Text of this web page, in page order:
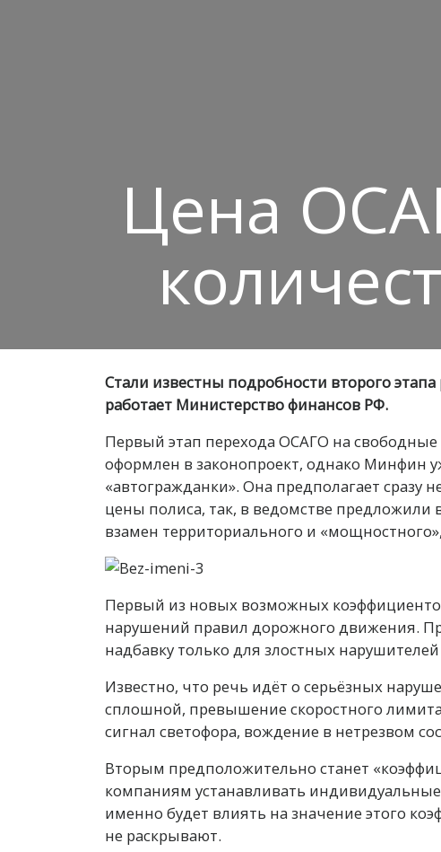
Цена
Стали известны подробности второго
работает Министерство финансов РФ.
Первый этап перехода ОСАГО на
оформлен в законопроект, однако Минфин
«автогражданки». Она предполагает сразу
цены полиса, так, в ведомстве предложили
взамен территориального и
Первый из новых возможных
нарушений правил дорожного движения.
надбавку только для злостных
Известно, что речь идёт о серьёзных
сплошной, превышение скоростного
сигнал светофора, вождение в нетрезвом
Вторым предположительно станет
компаниям устанавливать
именно будет влиять на значение этого
не раскрывают.